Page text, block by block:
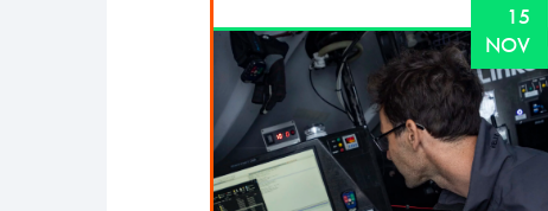
15
NOV